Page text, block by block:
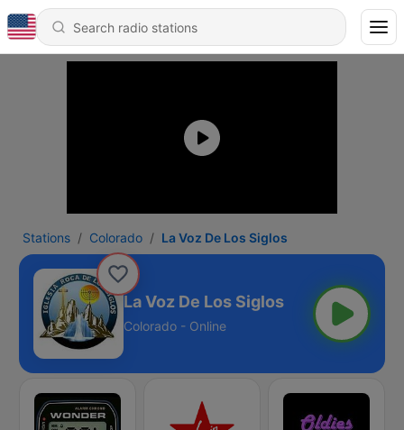
Stations Colorado La Voz De Los Siglos
La Voz De Los Siglos
Colorado - Online